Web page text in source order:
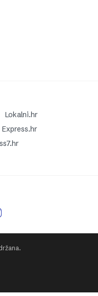
Lokalni.hr
Express.hr